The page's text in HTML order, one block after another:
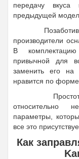
передачу
предыдущей
производители
В
привычной для
заменить его
нравится по
Простота
относительно
параметры,
все это
Как